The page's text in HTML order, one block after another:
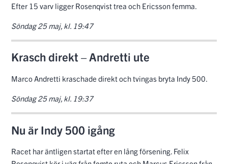
Efter 15 varv ligger Rosenqvist trea och Ericsson femma.
Söndag 25 maj, kl. 19:47
Krasch direkt – Andretti ute
Marco Andretti kraschade direkt och tvingas bryta Indy 500.
Söndag 25 maj, kl. 19:37
Nu är Indy 500 igång
Racet har äntligen startat efter en lång försening. Felix